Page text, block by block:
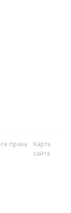
права
Карта
сайта